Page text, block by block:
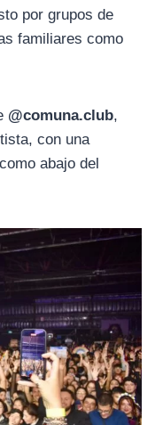
por grupos de
familiares como
@comuna.club,
con una
abajo del